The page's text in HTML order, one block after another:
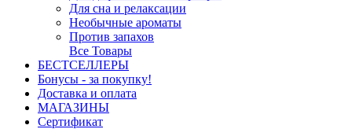
Для сна и релаксации
Необычные ароматы
Против запахов
Все Товары
БЕСТСЕЛЛЕРЫ
Бонусы - за покупку!
Доставка и оплата
МАГАЗИНЫ
Cертификат